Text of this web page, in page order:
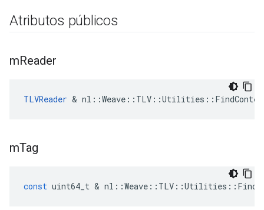
Atributos públicos
mReader
TLVReader &
mTag
const uint64_t & nl ::Weave :: TLV ::Utilities ::